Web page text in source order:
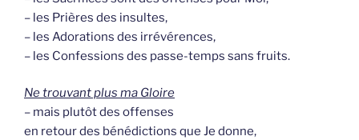
– les Prières des insultes,
– les Adorations des irrévérences,
– les Confessions des passe-temps sans fruits.
Ne trouvant plus ma Gloire
– mais plutôt des offenses
en retour des bénédictions que Je donne,